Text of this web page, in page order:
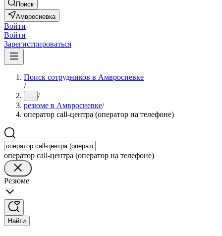
Поиск
Амвросиевка
Войти
Войти
Зарегистрироваться
Поиск сотрудников в Амвросиевке
/
... /
резюме в Амвросиевке/
оператор call-центра (оператор на телефоне)
оператор call-центра (оператор на телефоне)
Резюме
Найти